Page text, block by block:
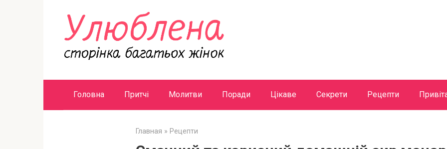
Головна Притчі Молитви Поради Цікаве Секрети Рецепти
Главная » Рецепти